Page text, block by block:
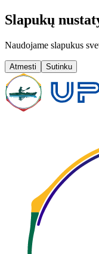
Slapukų
Naudojame slapukus
Atmesti Sutinku